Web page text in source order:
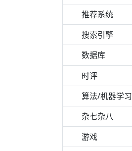
推荐系统
搜索引擎
数据库
时评
算法/机器学习
杂七杂八
游戏